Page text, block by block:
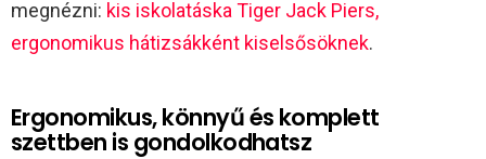
megnézni: kis iskolatáska Tiger Jack Piers,
ergonomikus hátizsákként kiselsősöknek.
Ergonomikus, könnyű és komplett
szettben is gondolkodhatsz